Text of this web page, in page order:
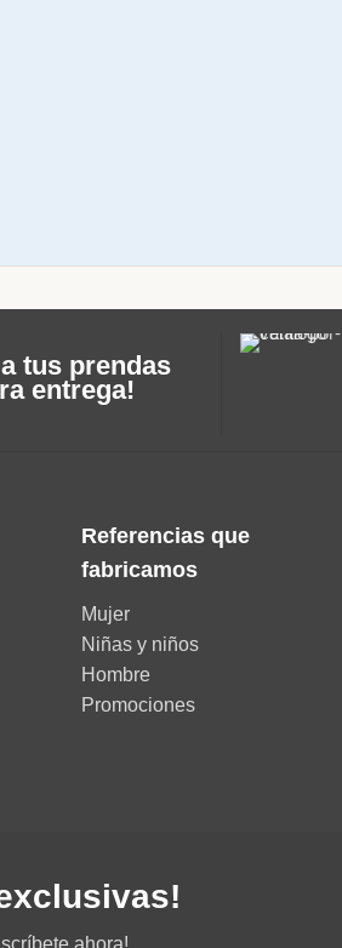
tus prendas
entrega!
Referencias que
fabricamos
Mujer
Niñas y niños
Hombre
Promociones